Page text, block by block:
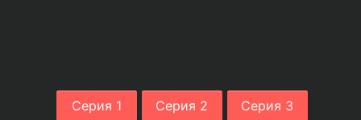
Серия 1 Серия 2 Серия 3